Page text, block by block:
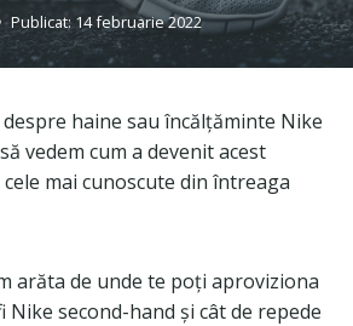
Publicat: 14 februarie 2022
haine sau încălțăminte Nike
vedem cum a devenit acest
mai cunoscute din întreaga
arăta de unde te poți aproviziona
Nike second-hand și cât de repede